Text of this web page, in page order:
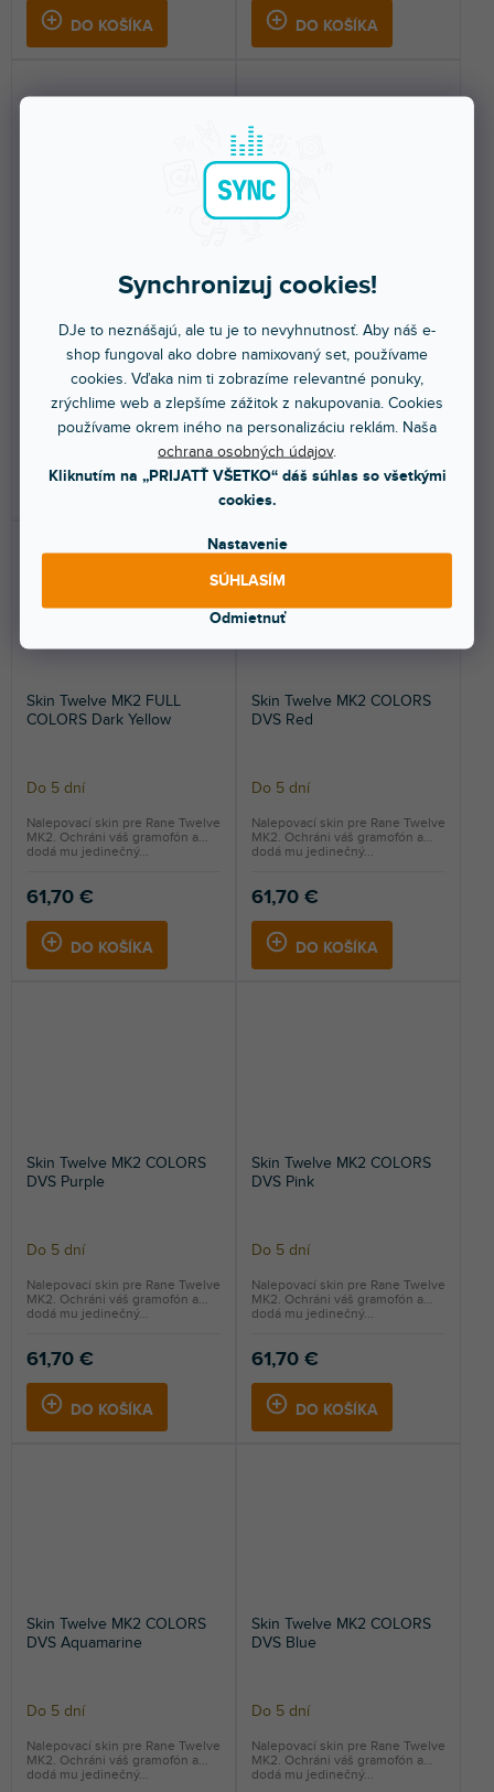
Synchronizuj cookies!
DJe to neznášajú, ale tu je to nevyhnutnosť. Aby náš e-
shop fungoval ako dobre namixovaný set, používame
cookies. Vďaka nim ti zobrazíme relevantné ponuky,
zrýchlime web a zlepšíme zážitok z nakupovania. Cookies
používame okrem iného na personalizáciu reklám. Naša
ochrana osobných údajov.
Kliknutím na „PRIJATŤ VŠETKO“ dáš súhlas so všetkými
cookies.
Nastavenie
Odmietnuť
SÚHLASÍM
DO KOŠÍKA DO KOŠÍKA
Do 5 dní
61,70 €
DO KOŠÍKA
Nalepovací skin pre Rane Twelve
MK2. Ochráni váš gramofón a
Do 5 dní
61,70 €
DO KOŠÍKA
Nalepovací skin pre Rane Twelve
MK2. Ochráni váš gramofón a
dodá mu jedinečný...
Skin Twelve MK2 FULL
COLORS Dark Yellow
Do 5 dní
61,70 €
DO KOŠÍKA
Nalepovací skin pre Rane Twelve
MK2. Ochráni váš gramofón a
dodá mu jedinečný...
Skin Twelve MK2 COLORS
DVS Red
Do 5 dní
61,70 €
DO KOŠÍKA
Nalepovací skin pre Rane Twelve
MK2. Ochráni váš gramofón a
dodá mu jedinečný...
Skin Twelve MK2 COLORS
DVS Purple
Do 5 dní
61,70 €
DO KOŠÍKA
Nalepovací skin pre Rane Twelve
MK2. Ochráni váš gramofón a
dodá mu jedinečný...
Skin Twelve MK2 COLORS
DVS Pink
Do 5 dní
61,70 €
DO KOŠÍKA
Nalepovací skin pre Rane Twelve
MK2. Ochráni váš gramofón a
dodá mu jedinečný...
Skin Twelve MK2 COLORS
DVS Aquamarine
Do 5 dní
Nalepovací skin pre Rane Twelve
MK2. Ochráni váš gramofón a
dodá mu jedinečný...
Skin Twelve MK2 COLORS
DVS Blue
Do 5 dní
Nalepovací skin pre Rane Twelve
MK2. Ochráni váš gramofón a
dodá mu jedinečný...